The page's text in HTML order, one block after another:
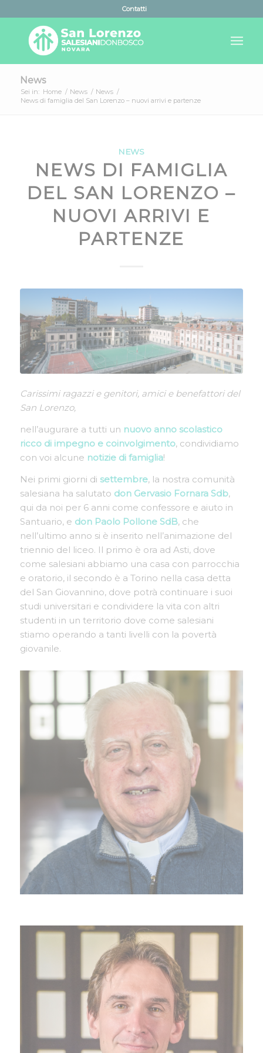
Contatti
News
Sei in: Home / News / News /
News di famiglia del San Lorenzo – nuovi arrivi e partenze
NEWS
NEWS DI FAMIGLIA
DEL SAN LORENZO –
NUOVI ARRIVI E
PARTENZE
Carissimi ragazzi e genitori, amici e benefattori del
San Lorenzo,
nell’augurare a tutti un nuovo anno scolastico
ricco di impegno e coinvolgimento, condividiamo
con voi alcune notizie di famiglia!
Nei primi giorni di settembre, la nostra comunità
salesiana ha salutato don Gervasio Fornara Sdb,
qui da noi per 6 anni come confessore e aiuto in
Santuario, e don Paolo Pollone SdB, che
nell’ultimo anno si è inserito nell’animazione del
triennio del liceo. Il primo è ora ad Asti, dove
come salesiani abbiamo una casa con parrocchia
e oratorio, il secondo è a Torino nella casa detta
del San Giovannino, dove potrà continuare i suoi
studi universitari e condividere la vita con altri
studenti in un territorio dove come salesiani
stiamo operando a tanti livelli con la povertà
giovanile.